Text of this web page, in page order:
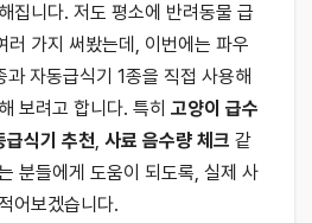
집니다. 저도 평소에 반려동물 급
러 가지 써봤는데, 이번에는 파우
자동급식기 1종을 직접 사용해
보려고 합니다. 특히 고양이 급수
급식기 추천, 사료 음수량 체크 같
분들에게 도움이 되도록, 실제 사
어보겠습니다.